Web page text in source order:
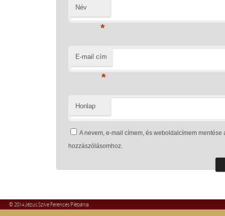
Név
*
E-mail cím
*
Honlap
A nevem, e-mail címem, és weboldalcímem
hozzászólásomhoz.
© 2014 Jézus Szíve Ferences Plébánia